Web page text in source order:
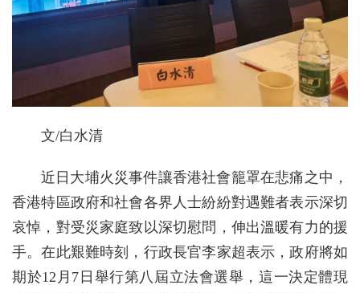
文/白水清
近日大埔火災事件讓香港社會籠罩在悲痛之中，
香港特區政府和社會各界人士紛紛對遇難者表示深切
哀悼，對受災家庭致以深切慰問，伸出溫暖有力的援
手。在此艱難時刻，行政長官李家超表示，政府將如
期於12月7日舉行第八屆立法會選舉，這一決定體現